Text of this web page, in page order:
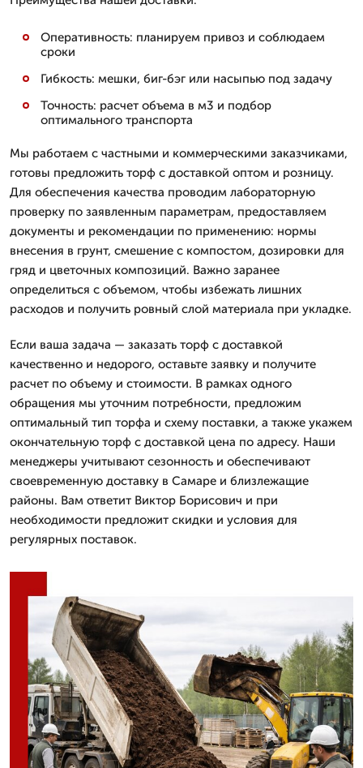
Оперативность: планируем привоз и соблюдаем
сроки
Гибкость: мешки, биг-бэг или насыпью под задачу
Точность: расчет объема в м3 и подбор
оптимального транспорта
Мы работаем с частными и коммерческими заказчиками,
готовы предложить торф с доставкой оптом и розницу.
Для обеспечения качества проводим лабораторную
проверку по заявленным параметрам, предоставляем
документы и рекомендации по применению: нормы
внесения в грунт, смешение с компостом, дозировки для
гряд и цветочных композиций. Важно заранее
определиться с объемом, чтобы избежать лишних
расходов и получить ровный слой материала при укладке.
Если ваша задача — заказать торф с доставкой
качественно и недорого, оставьте заявку и получите
расчет по объему и стоимости. В рамках одного
обращения мы уточним потребности, предложим
оптимальный тип торфа и схему поставки, а также укажем
окончательную торф с доставкой цена по адресу. Наши
менеджеры учитывают сезонность и обеспечивают
своевременную доставку в Самаре и близлежащие
районы. Вам ответит Виктор Борисович и при
необходимости предложит скидки и условия для
регулярных поставок.